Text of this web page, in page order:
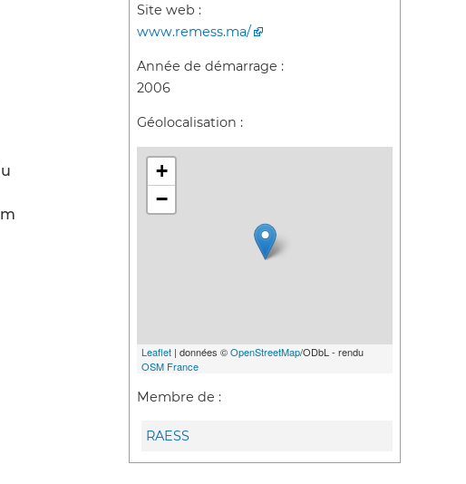
Site web :
www.remess.ma/
Année de démarrage :
2006
Géolocalisation :
+
−
Leaflet | données ©OpenStreetMap/ODbL - rendu
OSM France
Membre de :
RAESS